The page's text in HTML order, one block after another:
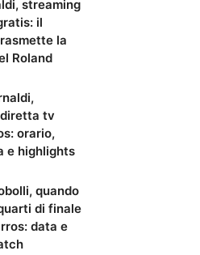
streaming
il
la
Roland
tv
orario,
e highlights
quando
di finale
data e